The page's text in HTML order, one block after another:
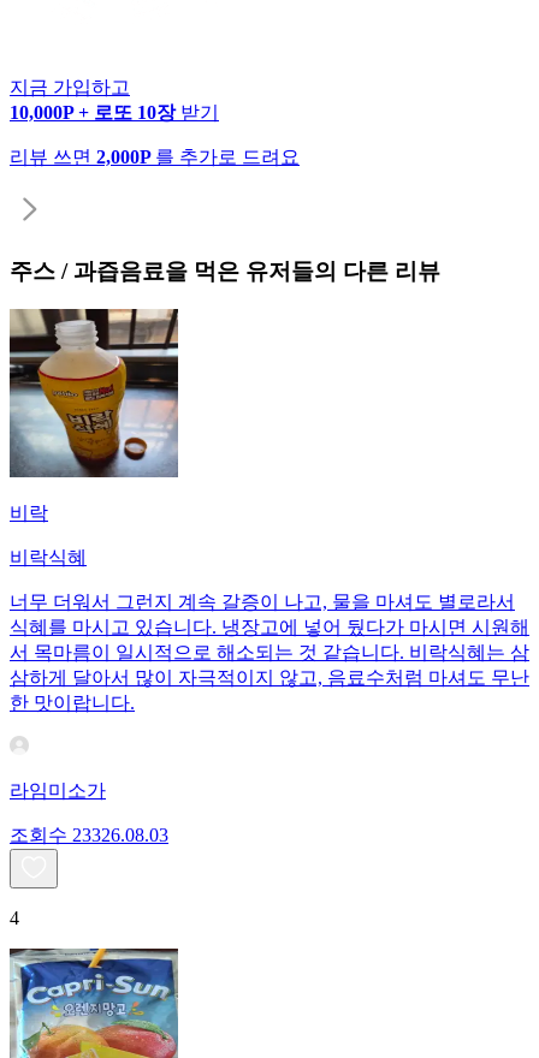
지금 가입하고
10,000P + 로또 10장 받기
리뷰 쓰면 2,000P 를 추가로 드려요
주스 / 과즙음료을 먹은 유저들의 다른 리뷰
비락
비락식혜
너무 더워서 그런지 계속 갈증이 나고, 물을 마셔도 별로라서
식혜를 마시고 있습니다. 냉장고에 넣어 뒀다가 마시면 시원해
서 목마름이 일시적으로 해소되는 것 같습니다. 비락식혜는 삼
삼하게 달아서 많이 자극적이지 않고, 음료수처럼 마셔도 무난
한 맛이랍니다.
라임미소가
조회수 23326.08.03
4